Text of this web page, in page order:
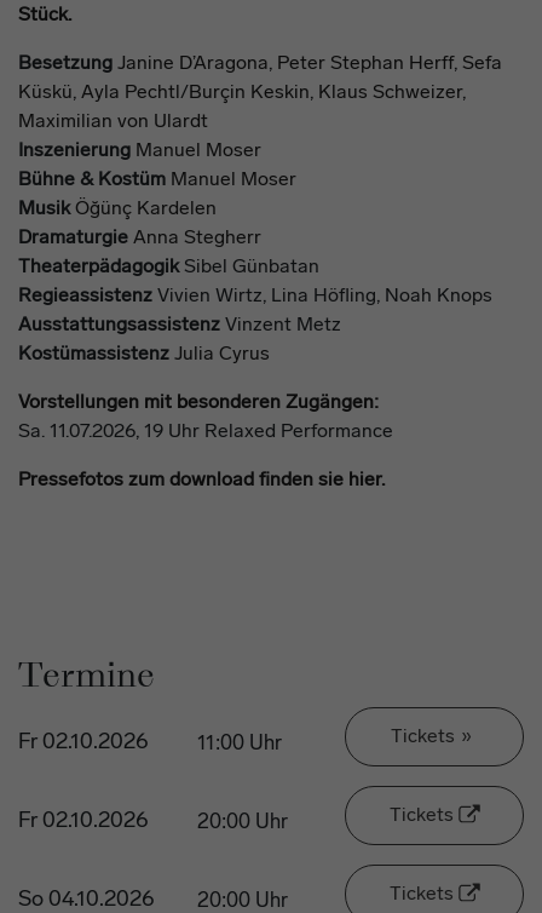
Stück.
Besetzung Janine D’Aragona Peter Stephan Herff, Sefa
Küskü Ayla Pechtl/Burçin Keskin Klaus Schweizer,
Maximilian von Ulardt
Inszenierung Manuel Moser
Bühne & Kostüm Manuel Moser
MusikÖğünç Kardelen
Dramaturgie Anna Stegherr
Theaterpädagogik Sibel Günbatan
Regieassistenz Vivien Wirtz, Lina Höfling, Noah Knops
Ausstattungsassistenz Vinzent Metz
Kostümassistenz Julia Cyrus
Vorstellungen mit besonderen Zugängen:
Sa. 11.07.2026, 19 Uhr Relaxed Performance
Pressefotos zum download finden sie hier.
Termine
Fr 02.10.2026 11:00 Uhr Tickets »
Fr 02.10.2026 20:00 Uhr Tickets
So 04.10.2026 20:00 Uhr Tickets